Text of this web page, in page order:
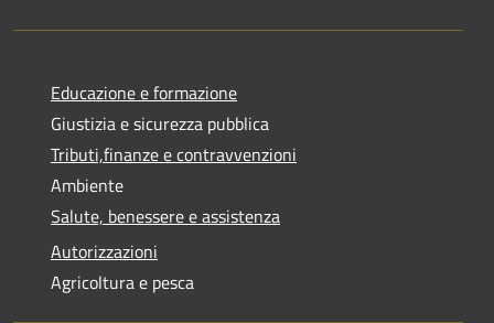
Educazione e formazione
Giustizia e sicurezza pubblica
Tributi,finanze e contravvenzioni
Ambiente
Salute, benessere e assistenza
Autorizzazioni
Agricoltura e pesca